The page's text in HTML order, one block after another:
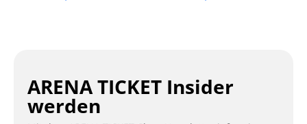
ARENA TICKET Insider
werden